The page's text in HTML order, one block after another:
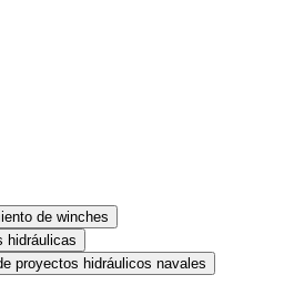
de winches
hidráulicas
Desarrollo y ejecución de proyectos hidráulicos navales